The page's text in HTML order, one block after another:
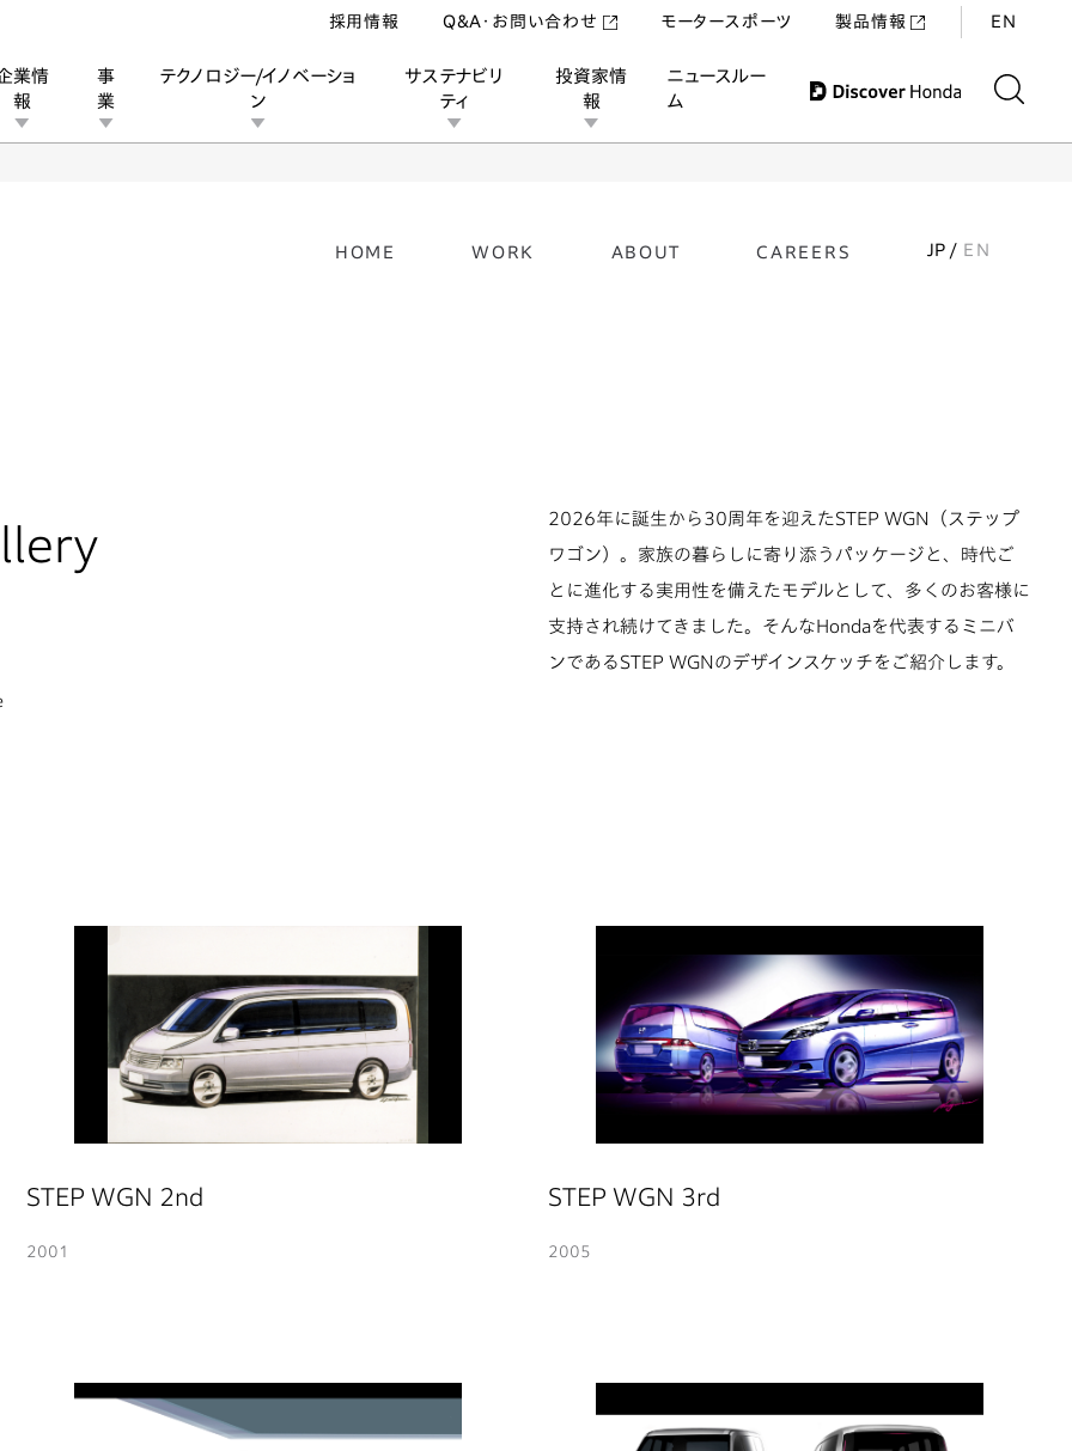
業情
報
モータースポーツ
事
業
テクノロジー/イノベーショ
ン
サステナビリ
ティ
品質への取り組み
投資家情
報
Honda Report
ニュースルー
ム
採用情報 Q&A・お問い合わせ モータースポーツ 製品情報 EN
STEP WGN Sketch Gallery
HOME WORK ABOUT CAREERS JP / EN
2026年に誕生から30周年を迎えたSTEP WGN（ステップ
ワゴン）。家族の暮らしに寄り添うパッケージと、時代ご
とに進化する実用性を備えたモデルとして、多くのお客様に
支持され続けてきました。そんなHondaを代表するミニバ
ンであるSTEP WGNのデザインスケッチをご紹介します。
STEP WGN 2nd
2001
STEP WGN 3rd
2005